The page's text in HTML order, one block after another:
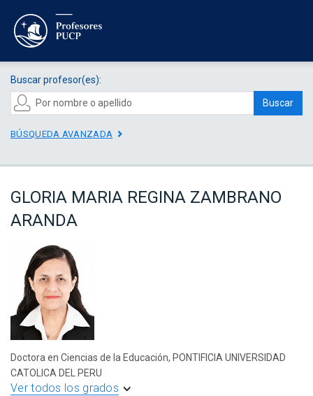
Buscar profesor(es):
Buscar
BÚSQUEDA AVANZADA
GLORIA MARIA REGINA ZAMBRANO
ARANDA
Doctora en Ciencias de la Educación, PONTIFICIA UNIVERSIDAD
CATOLICA DEL PERU
Ver todos los grados